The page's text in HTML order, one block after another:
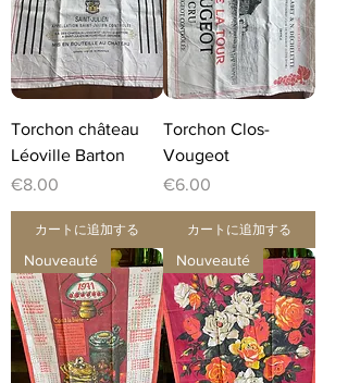
Torchon château
Léoville Barton
価格
€8.00
カートに追加する
Torchon Clos-
Vougeot
価格
€6.00
カートに追加する
Nouveauté Nouveauté